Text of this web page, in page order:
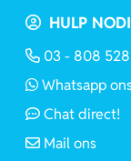
HULP
03 - 808
Whatsapp
Chat direct!
Mail ons